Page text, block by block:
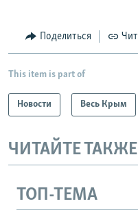
Поделиться
This item is part of
Новости Весь Крым
ЧИТАЙТЕ
ТОП-ТЕМА